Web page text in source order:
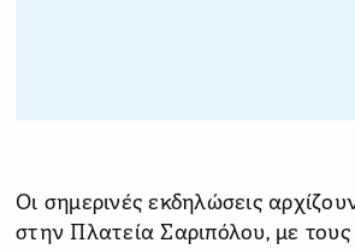
Οι σημερινές εκδηλώσεις
στην Πλατεία Σαριπόλου, με